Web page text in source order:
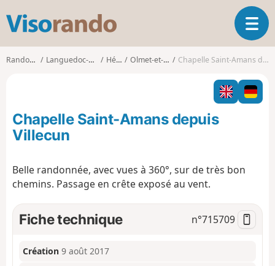
s
o
O
u
i
r
l
t
Randonnées Languedoc-Roussillon Hérault Olmet-et-Villecun Chapelle Saint-Amans depuis Villecun
Chapelle Saint-Amans depuis
Villecun
Belle randonnée, avec vues à 360°, sur de très bon
chemins. Passage en crête exposé au vent.
Fiche technique n°715709
Création 9 août 2017